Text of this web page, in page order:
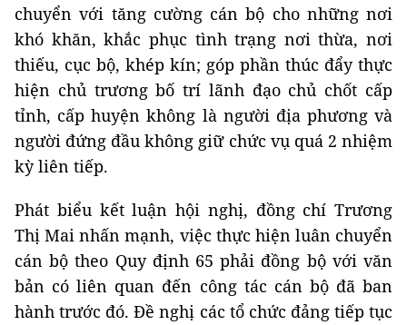
chuyển với tăng cường cán bộ cho những nơi
khó khăn, khắc phục tình trạng nơi thừa, nơi
thiếu, cục bộ, khép kín; góp phần thúc đẩy thực
hiện chủ trương bố trí lãnh đạo chủ chốt cấp
tỉnh, cấp huyện không là người địa phương và
người đứng đầu không giữ chức vụ quá 2 nhiệm
kỳ liên tiếp.
Phát biểu kết luận hội nghị, đồng chí Trương
Thị Mai nhấn mạnh, việc thực hiện luân chuyển
cán bộ theo Quy định 65 phải đồng bộ với văn
bản có liên quan đến công tác cán bộ đã ban
hành trước đó. Đề nghị các tổ chức đảng tiếp tục